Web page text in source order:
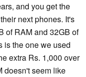
and you get the
next phones. It's
of RAM and 32GB of
is the one we used
extra Rs. 1,000 over
doesn't seem like